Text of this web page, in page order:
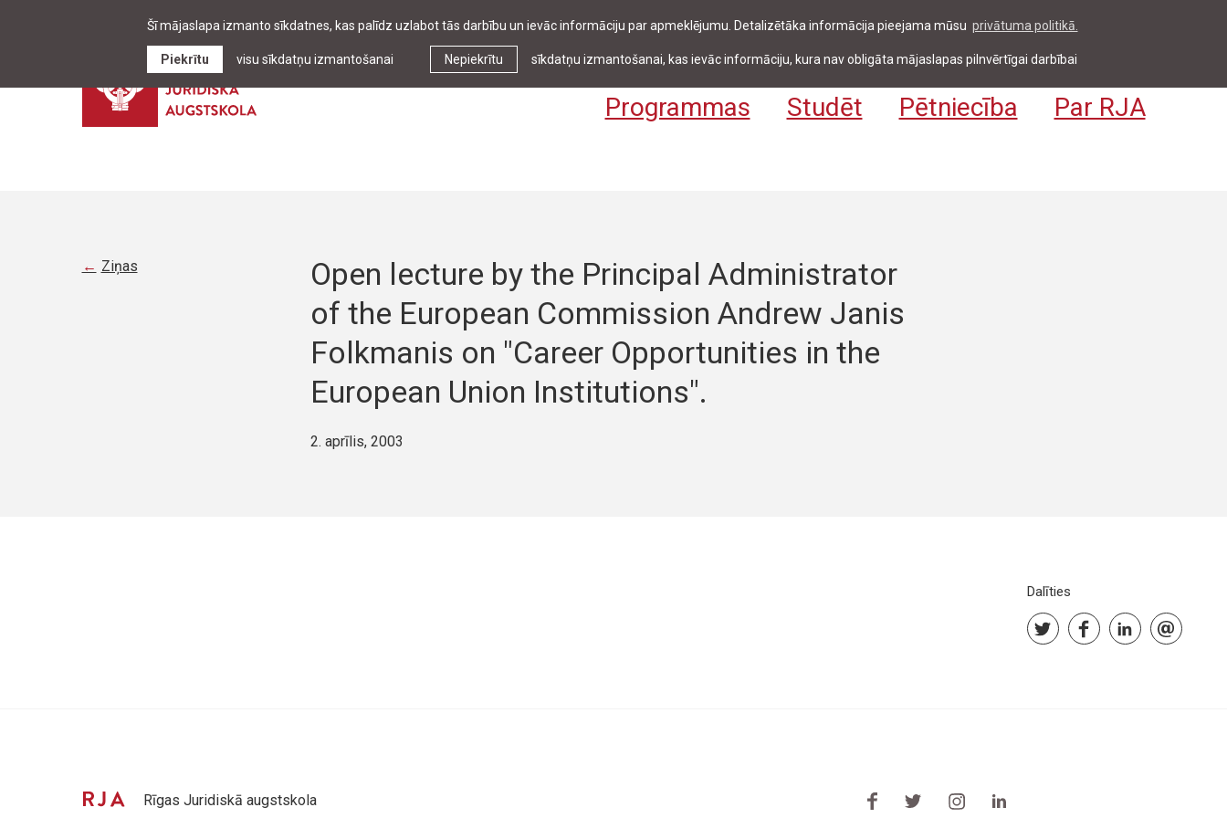
Šī mājaslapa izmanto sīkdatnes, kas palīdz uzlabot tās darbību un ievāc informāciju par apmeklējumu. Detalizētāka informācija pieejama mūsu privātuma politikā.
Nepiekrītu sīkdatņu izmantošanai, kas ievāc informāciju, kura nav obligāta mājaslapas pilnvērtīgai darbībai
Piekrītu visu sīkdatņu izmantošanai Ziņas & pasākumi Bibliotēka Kontakti Studentiem & darbiniekiem Pieteikties
Programmas Studēt Pētniecība Par RJA
Ziņas
Open lecture by the Principal Administrator
of the European Commission Andrew Janis
Folkmanis on "Career Opportunities in the
European Union Institutions".
2. aprīlis, 2003
Dalīties
Rīgas Juridiskā augstskola